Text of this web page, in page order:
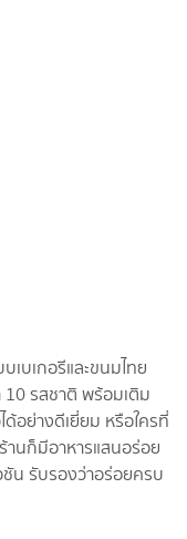
เบเกอรีและขนมไทย
10 รสชาติ พร้อมเติม
อย่างดีเยี่ยม หรือใครที่
นก็มีอาหารแสนอร่อย
ชัน รับรองว่าอร่อยครบ